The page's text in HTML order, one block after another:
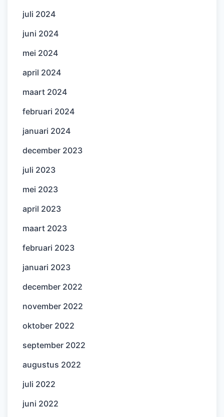
juli 2024
juni 2024
mei 2024
april 2024
maart 2024
februari 2024
januari 2024
december 2023
juli 2023
mei 2023
april 2023
maart 2023
februari 2023
januari 2023
december 2022
november 2022
oktober 2022
september 2022
augustus 2022
juli 2022
juni 2022